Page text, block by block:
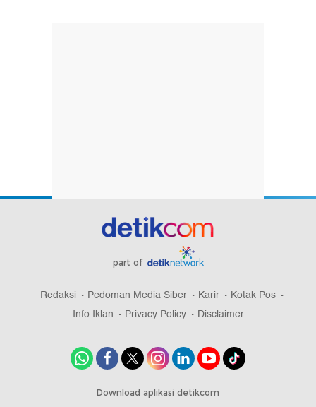
part of
Redaksi Pedoman Media Siber Karir
Kotak Pos
Info Iklan
Privacy Policy Disclaimer
Download aplikasi detikcom